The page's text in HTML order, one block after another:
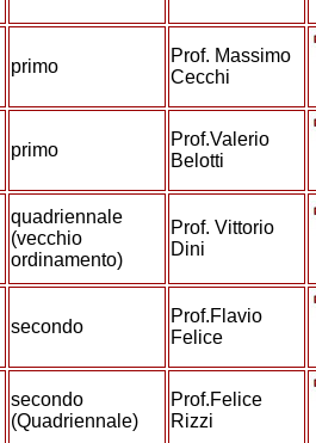
primo
Prof. Massimo
Cecchi
primo
Prof.Valerio
Belotti
quadriennale
(vecchio
ordinamento)
Prof. Vittorio
Dini
secondo
Prof.Flavio
Felice
secondo
(Quadriennale)
Prof.Felice
Rizzi